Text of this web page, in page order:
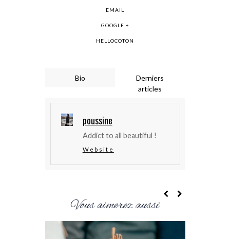
EMAIL
GOOGLE +
HELLOCOTON
Bio
Derniers
articles
poussine
Addict to all beautiful !
Website
Vous aimerez aussi